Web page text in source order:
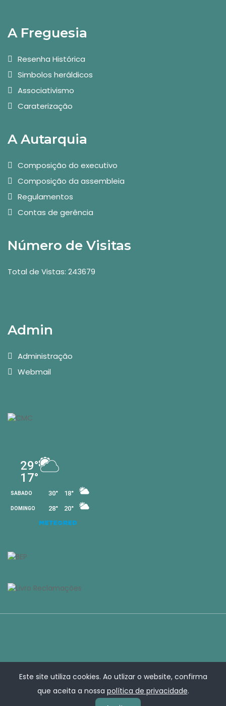
Este site utiliza cookies. Ao utlizar o website, confirma
que aceita a nossa política de privacidade.
A Freguesia
Resenha Histórica
Simbolos heráldicos
Associativismo
Caraterização
A Autarquia
Composição do executivo
Composição da assembleia
Regulamentos
Contas de gerência
Número de Visitas
Total de Vistas: 243679
Admin
Administração
Webmail